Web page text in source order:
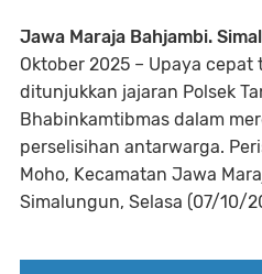
Jawa Maraja Bahjambi.
Oktober 2025 – Upaya
ditunjukkan jajaran Polsek
Bhabinkamtibmas dalam
perselisihan antarwarga.
Moho, Kecamatan Jawa
Simalungun, Selasa (07/10/